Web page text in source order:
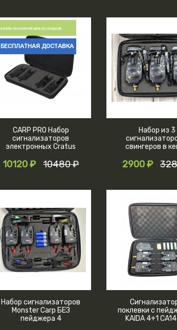
КУПИТЬ ПО КЛУБНОЙ ЦЕНЕ СО СКИДКОЙ
БЕСПЛАТНАЯ ДОСТАВКА
CARP PRO Набор
сигнализаторов
электронных Cratus
10120 ₽ 10480 ₽
Набор из 3
свингеров в
2900 ₽
Набор сигнализаторов
Monster Carp БЕЗ
пейджера 4
поклевки с
KAIDA 4+1